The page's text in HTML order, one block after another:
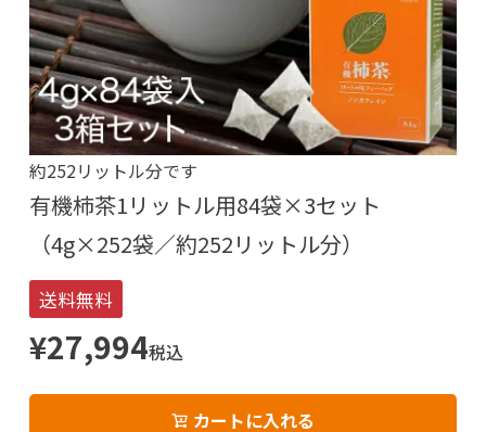
約252リットル分です
有機柿茶1リットル用84袋×3セット
（4g×252袋／約252リットル分）
送料無料
¥27,994税込
カートに入れる